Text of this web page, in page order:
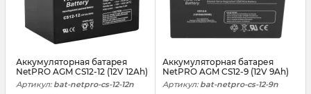
Аккумуляторная батарея
NetPRO AGM CS12-12 (12V 12Ah)
Артикул: bat-netpro-cs-12-12n
Аккумуляторная батарея
NetPRO AGM CS12-9 (12V 9Ah)
Артикул: bat-netpro-cs-12-9n